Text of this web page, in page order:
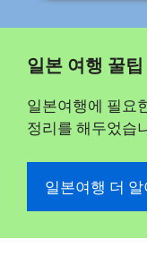
일본 여행 꿀
일본여행에 필
정리를 해두었습
일본여행 더